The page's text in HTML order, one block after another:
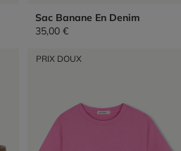
Sac Banane En Denim
35,00 €
PRIX DOUX